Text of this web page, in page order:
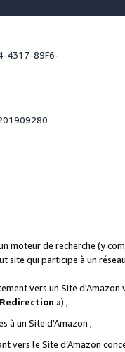
4317-89F6-
moteur de recherche (y
qui participe à un
vers un Site d'Amazon
») ;
à un Site d'Amazon ;
vers le Site d’Amazon